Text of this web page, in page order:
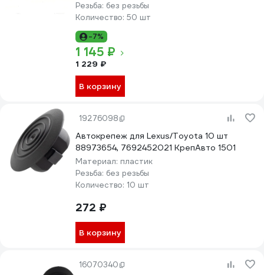
Резьба: без резьбы
Количество: 50 шт
-7%
1 145 ₽
1 229 ₽
В корзину
19276098
Автокрепеж для Lexus/Toyota 10 шт
88973654, 7692452021 КрепАвто 1501
Материал: пластик
Резьба: без резьбы
Количество: 10 шт
272 ₽
В корзину
16070340